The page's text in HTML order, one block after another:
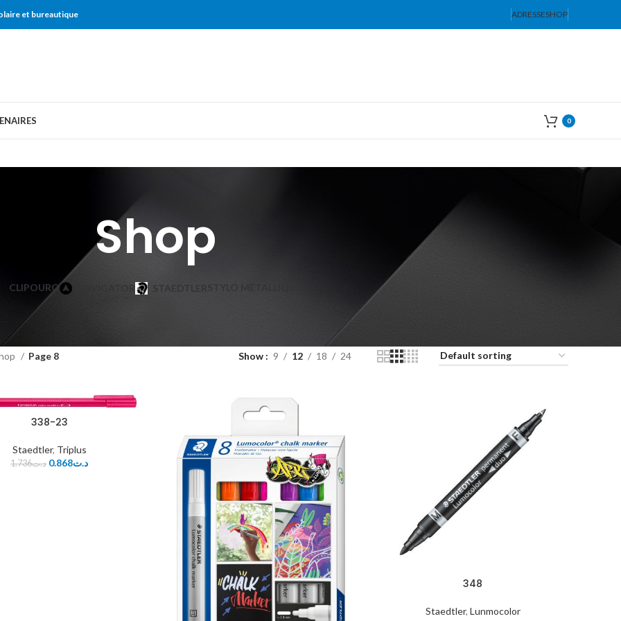
et bureautique ADRESSESHOP
0
Shop
CLIPOURO STAEDTLER STYLO MÉTALLIQUE
Page 8 Show 9 12 18 24
338-23
Staedtler, Triplus
د.ت1.736 د.ت0.868
348
Staedtler, Lunmocolor